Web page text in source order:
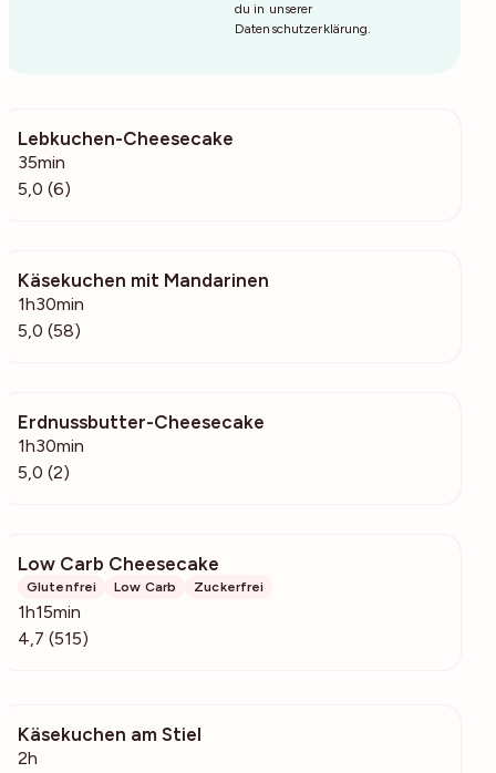
du in unserer
Datenschutzerklärung.
Lebkuchen-Cheesecake
35min
5,0 (6)
Käsekuchen mit Mandarinen
1h30min
5,0 (58)
Erdnussbutter-Cheesecake
1h30min
5,0 (2)
Low Carb Cheesecake
Glutenfrei Low Carb Zuckerfrei
1h15min
4,7 (515)
Käsekuchen am Stiel
2h